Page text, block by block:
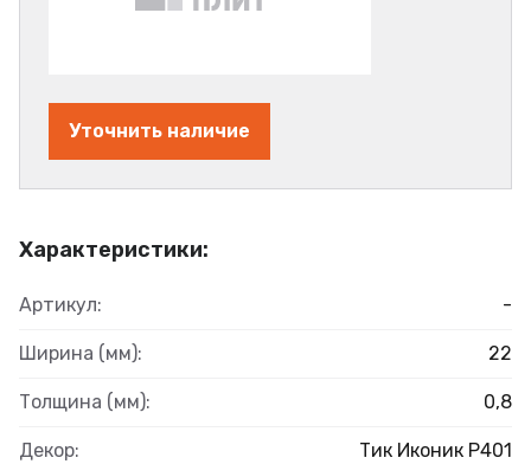
Характеристики:
Артикул: -
Ширина (мм): 22
Толщина (мм): 0,8
Декор: Тик Иконик Р401
Уточнить наличие